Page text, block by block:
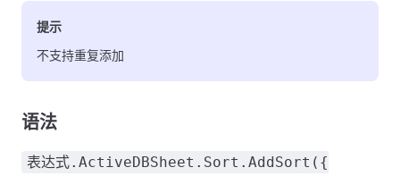
提示
不支持重复添加
语法
表达式.ActiveDBSheet.Sort.AddSort({